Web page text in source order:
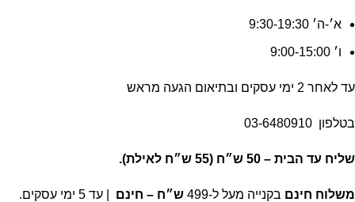
א׳-ה׳ 9:30-19:30
ו׳ 9:00-15:00
עד לאחר 2 ימי עסקים ובתיאום הגעה מראש
בטלפון 03-6480910
שליח עד הבית –
משלוח חינם בקנייה מעל ל-499 ש״ח – חינם | עד 5 ימי עסקים.